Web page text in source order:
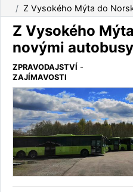
Z Vysokého Mýta do
Z Vysokého
novými
ZPRAVODAJSTVÍ -
ZAJÍMAVOSTI